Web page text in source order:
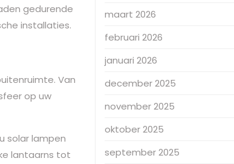
gedurende
installaties.
Van
op uw
solar lampen
lantaarns tot
maart 2026
februari 2026
januari 2026
december 2025
november 2025
oktober 2025
september 2025